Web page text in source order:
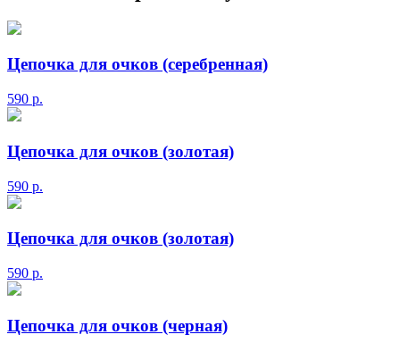
Цепочка для очков (серебренная)
590 р.
Цепочка для очков (золотая)
590 р.
Цепочка для очков (золотая)
590 р.
Цепочка для очков (черная)